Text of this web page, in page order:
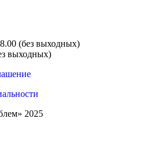
(без выходных)
выходных)
2025